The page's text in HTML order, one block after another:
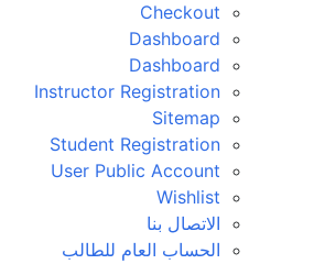
Checkout
Dashboard
Dashboard
Instructor Registration
Sitemap
Student Registration
User Public Account
Wishlist
الاتصال بنا
الحساب العام للطالب